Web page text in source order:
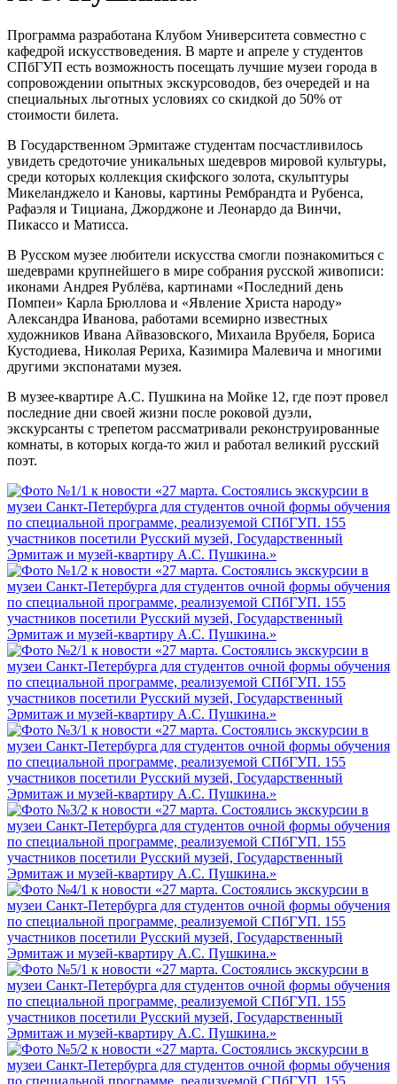
Программа разработана Клубом Университета совместно с
кафедрой искусствоведения. В марте и апреле у студентов
СПбГУП есть возможность посещать лучшие музеи города в
сопровождении опытных экскурсоводов, без очередей и на
специальных льготных условиях со скидкой до 50% от
стоимости билета.
В Государственном Эрмитаже студентам посчастливилось
увидеть средоточие уникальных шедевров мировой культуры,
среди которых коллекция скифского золота, скульптуры
Микеланджело и Кановы, картины Рембрандта и Рубенса,
Рафаэля и Тициана, Джорджоне и Леонардо да Винчи,
Пикассо и Матисса.
В Русском музее любители искусства смогли познакомиться с
шедеврами крупнейшего в мире собрания русской живописи:
иконами Андрея Рублёва, картинами «Последний день
Помпеи» Карла Брюллова и «Явление Христа народу»
Александра Иванова, работами всемирно известных
художников Ивана Айвазовского, Михаила Врубеля, Бориса
Кустодиева, Николая Рериха, Казимира Малевича и многими
другими экспонатами музея.
В музее-квартире А.С. Пушкина на Мойке 12, где поэт провел
последние дни своей жизни после роковой дуэли,
экскурсанты с трепетом рассматривали реконструированные
комнаты, в которых когда-то жил и работал великий русский
поэт.